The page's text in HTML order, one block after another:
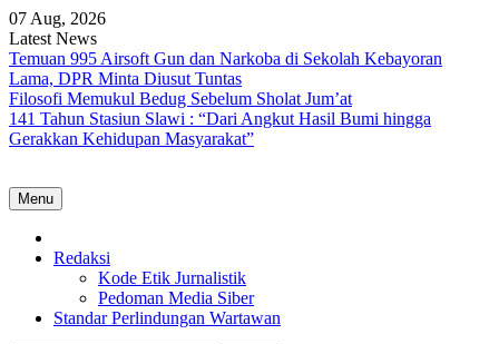
Skip
to
content
07 Aug, 2026
Latest News
Temuan 995 Airsoft Gun dan Narkoba di Sekolah Kebayoran
Lama, DPR Minta Diusut Tuntas
Filosofi Memukul Bedug Sebelum Sholat Jum’at
141 Tahun Stasiun Slawi : “Dari Angkut Hasil Bumi hingga
Gerakkan Kehidupan Masyarakat”
Menu
Redaksi
Kode Etik Jurnalistik
Pedoman Media Siber
Standar Perlindungan Wartawan